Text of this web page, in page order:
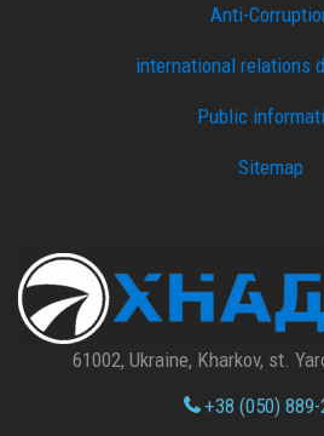
Anti-
international relations
Public
Sitemap
61002, Ukraine, Kharkov, st.
+38 (050) 889-